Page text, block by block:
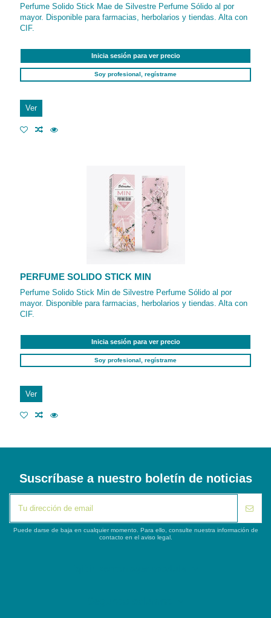
Perfume Solido Stick Mae de Silvestre Perfume Sólido al por
mayor. Disponible para farmacias, herbolarios y tiendas. Alta con
CIF.
Inicia sesión para ver precio
Soy profesional, regístrame
Ver
PERFUME SOLIDO STICK MIN
Perfume Solido Stick Min de Silvestre Perfume Sólido al por
mayor. Disponible para farmacias, herbolarios y tiendas. Alta con
CIF.
Inicia sesión para ver precio
Soy profesional, regístrame
Ver
Suscríbase a nuestro boletín de noticias
Puede darse de baja en cualquier momento. Para ello, consulte nuestra información de
contacto en el aviso legal.